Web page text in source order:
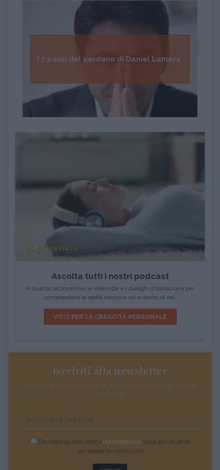
I 7 passi del perdono di Daniel Lumera
INTERVISTA
Ascolta tutti i nostri podcast
In questa sezione trovi le interviste e i dialoghi d'ispirazione per
comprendere la realtà intorno a noi e dentro di noi.
VOCI PER LA CRESCITA PERSONALE
Iscriviti alla newsletter
Riceverai preziosi consigli e informazioni sugli ultimi
contenuti
Dichiaro di aver letto l’informativa sulla privacye di
accettare le condizioni